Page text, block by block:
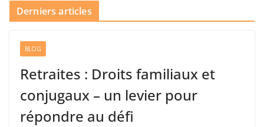
Derniers articles
BLOG
Retraites : Droits familiaux et
conjugaux – un levier pour
répondre au défi